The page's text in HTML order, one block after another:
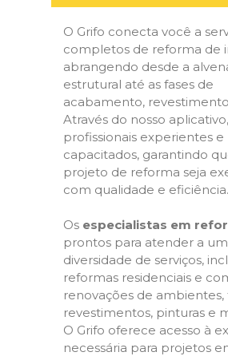
O Grifo conecta você a
completos de reforma de
abrangendo desde a
estrutural até as fases de
acabamento,
Através do nosso
profissionais experientes e
capacitados, garantindo
projeto de reforma seja
com qualidade e eficiência.
Os especialistas em
prontos para atender a
diversidade de serviços,
reformas residenciais e
renovações de
revestimentos, pinturas e
O Grifo oferece acesso à
necessária para projetos